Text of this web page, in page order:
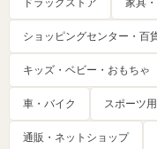
ショッピングセンター・百
キッズ・ベビー・おもちゃ
車・バイク スポーツ
通販・ネットショップ